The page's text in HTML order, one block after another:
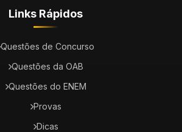
Links Rápidos
Questões de Concurso
Questões da OAB
Questões do ENEM
Provas
Dicas